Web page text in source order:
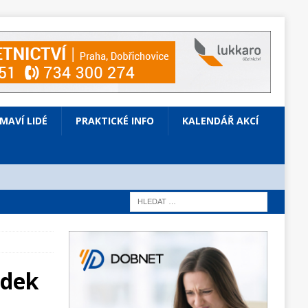
LIDÉ PRAKTICKÉ INFO KALENDÁŘ AKCÍ